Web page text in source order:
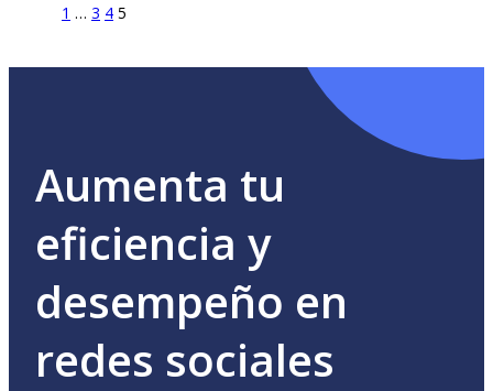
1 … 3 4 5
Aumenta tu
eficiencia y
desempeño en
redes sociales